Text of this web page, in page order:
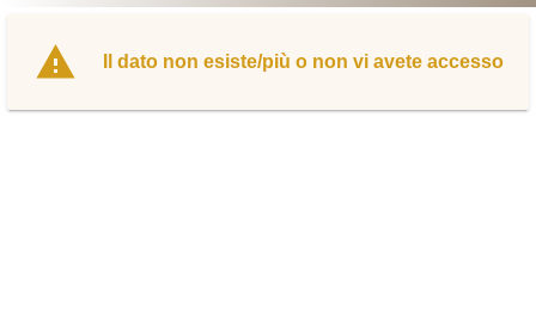
Il dato non esiste/più o non vi avete accesso